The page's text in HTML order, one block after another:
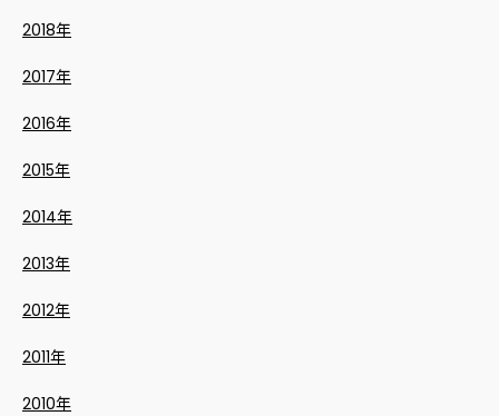
2018年
2017年
2016年
2015年
2014年
2013年
2012年
2011年
2010年